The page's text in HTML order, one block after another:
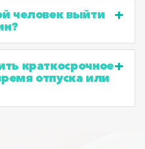
человек выйти
краткосрочное
отпуска или